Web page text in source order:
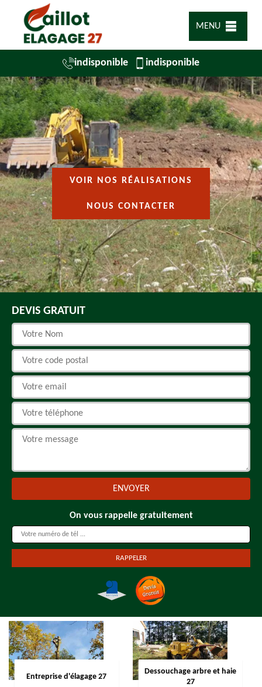
MENU
indisponible indisponible
VOIR NOS RÉALISATIONS
NOUS CONTACTER
DEVIS GRATUIT
On vous rappelle gratuitement
Entreprise d'élagage 27
Dessouchage arbre et haie
27